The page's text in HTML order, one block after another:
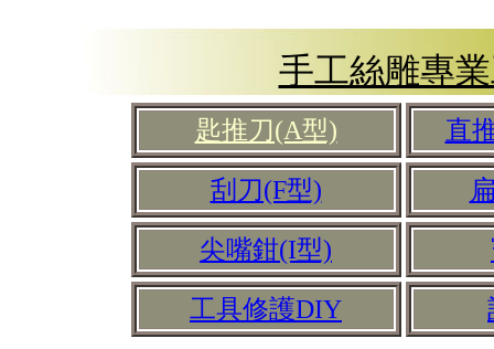
手工絲雕專
匙推刀(A型) 直
刮刀(F型)
尖嘴鉗(I型)
工具修護DIY